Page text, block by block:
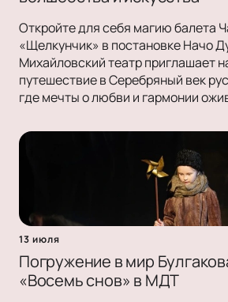
Откройте для себя магию балета
«Щелкунчик» в постановке Начо
Михайловский театр приглашает
путешествие в Серебряный век
где мечты о любви и гармонии
13 июля
Погружение в мир
«Восемь снов» в МДТ